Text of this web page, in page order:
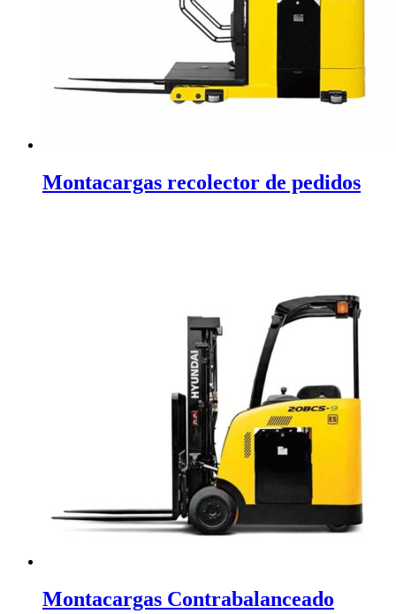
Montacargas recolector de pedidos
Montacargas Contrabalanceado